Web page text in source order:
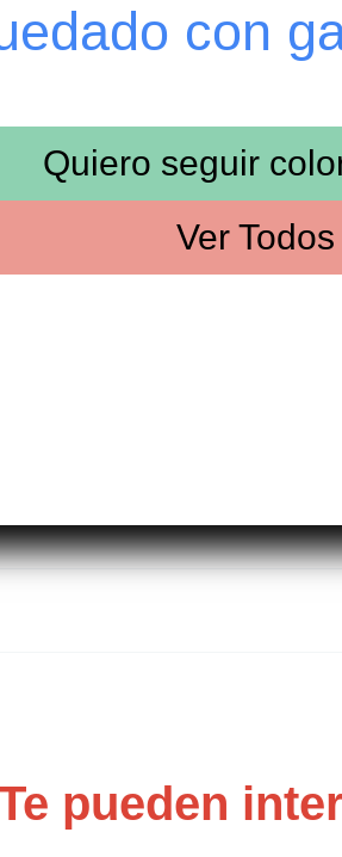
con
Quiero seguir
Ver
pueden